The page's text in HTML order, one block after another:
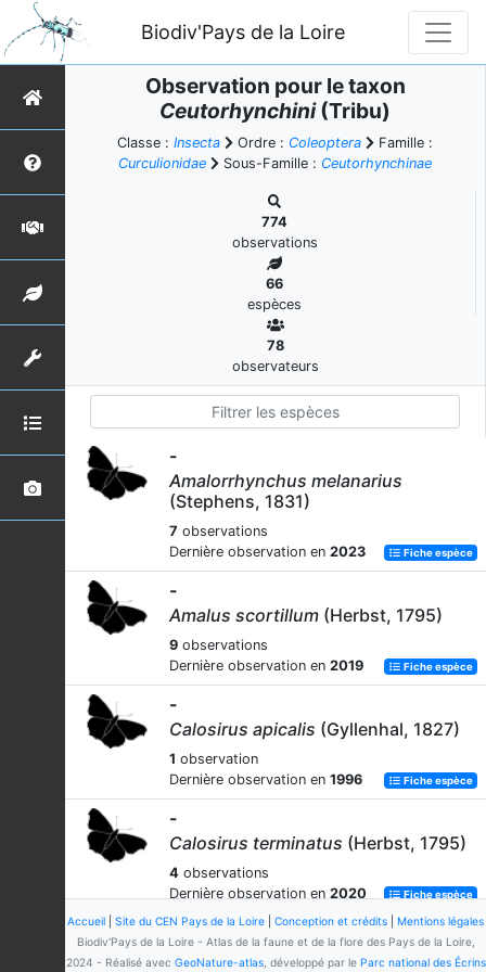
Biodiv'Pays de la Loire
Observation pour le taxon
Ceutorhynchini(Tribu)
Classe : Insecta Ordre : Coleoptera
Famille :
Curculionidae
Sous-Famille : Ceutorhynchinae
774
observations
66
espèces
78
observateurs
-
Amalorrhynchus melanarius
(Stephens, 1831)
7 observations
Dernière observation en 2023 Fiche espèce
-
Amalus scortillum (Herbst, 1795)
9 observations
Dernière observation en 2019 Fiche espèce
-
Calosirus apicalis (Gyllenhal, 1827)
1 observation
Dernière observation en 1996 Fiche espèce
-
Calosirus terminatus (Herbst, 1795)
4 observations
Dernière observation en 2020 Fiche espèce
-
Ceutorhynchus alliariaeH. Brisout
Accueil Site du CEN Pays de la Loire Conception et crédits
Mentions légales
Biodiv'Pays de la Loire - Atlas de la faune et de la flore des Pays de la Loire,
2024 - Réalisé avec GeoNature-atlas, développé par le Parc national des Écrins